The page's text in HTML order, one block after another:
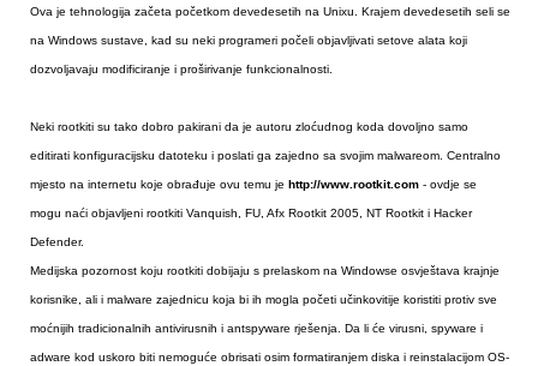
Ova je tehnologija začeta početkom devedesetih na Unixu. Krajem devedesetih seli se
na Windows sustave, kad su neki programeri počeli objavljivati setove alata koji
dozvoljavaju modificiranje i proširivanje funkcionalnosti.
Neki rootkiti su tako dobro pakirani da je autoru zloćudnog koda dovoljno samo
editirati konfiguracijsku datoteku i poslati ga zajedno sa svojim malwareom. Centralno
mjesto na internetu koje obrađuje ovu temu je http://www.rootkit.com - ovdje se
mogu naći objavljeni rootkiti Vanquish, FU, Afx Rootkit 2005, NT Rootkit i Hacker
Defender.
Medijska pozornost koju rootkiti dobijaju s prelaskom na Windowse osvještava krajnje
korisnike, ali i malware zajednicu koja bi ih mogla početi učinkovitije koristiti protiv sve
moćnijih tradicionalnih antivirusnih i antspyware rješenja. Da li će virusni, spyware i
adware kod uskoro biti nemoguće obrisati osim formatiranjem diska i reinstalacijom OS-